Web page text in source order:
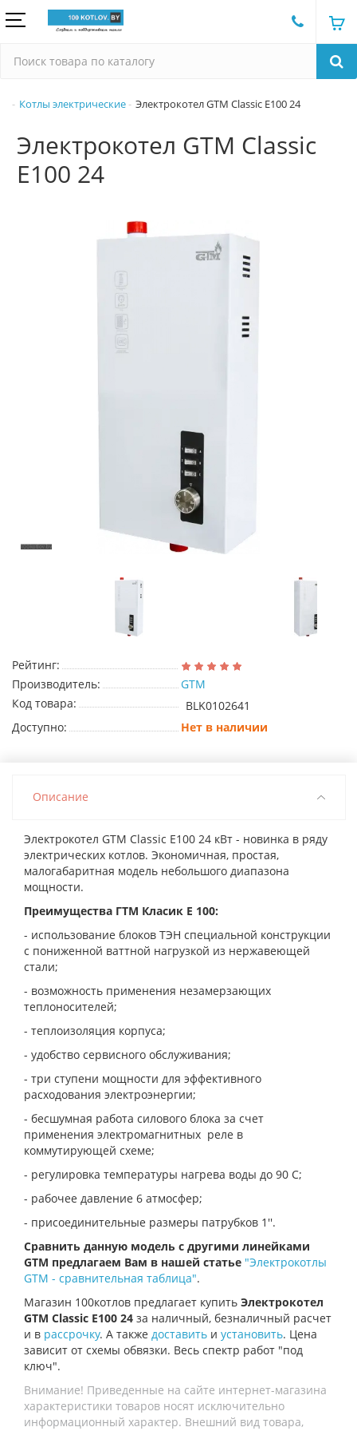
Котлы электрические Электрокотел GTM Classic E100 24
Электрокотел GTM Classic
E100 24
Рейтинг:
Производитель:
GTM
Код товара:
BLK0102641
Доступно:
Нет в наличии
Описание
Электрокотел GTM Classic E100 24 кВт - новинка в ряду
электрических котлов. Экономичная, простая,
малогабаритная модель небольшого диапазона
мощности.
Преимущества ГТМ Класик Е 100:
- использование блоков ТЭН специальной конструкции
с пониженной ваттной нагрузкой из нержавеющей
стали;
- возможность применения незамерзающих
теплоносителей;
- теплоизоляция корпуса;
- удобство сервисного обслуживания;
- три ступени мощности для эффективного
расходования электроэнергии;
- бесшумная работа силового блока за счет
применения электромагнитных реле в
коммутирующей схеме;
- регулировка температуры нагрева воды до 90 С;
- рабочее давление 6 атмосфер;
- присоединительные размеры патрубков 1''.
Сравнить данную модель с другими линейками
GTM предлагаем Вам в нашей статье "Электрокотлы
GTM - сравнительная таблица".
Магазин 100котлов предлагает купить Электрокотел
GTM Classic E100 24 за наличный, безналичный расчет
и в рассрочку. А также доставить и установить. Цена
зависит от схемы обвязки. Весь спектр работ "под
ключ".
Внимание! Приведенные на сайте интернет-магазина
характеристики товаров носят исключительно
информационный характер. Внешний вид товара,